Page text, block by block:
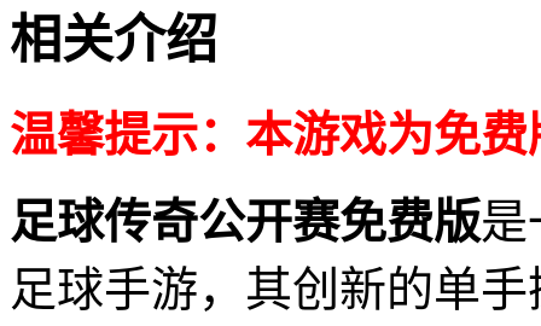
相关介绍
温馨提示：本游戏为免
足球传奇公开赛免费版是
足球手游，其创新的单